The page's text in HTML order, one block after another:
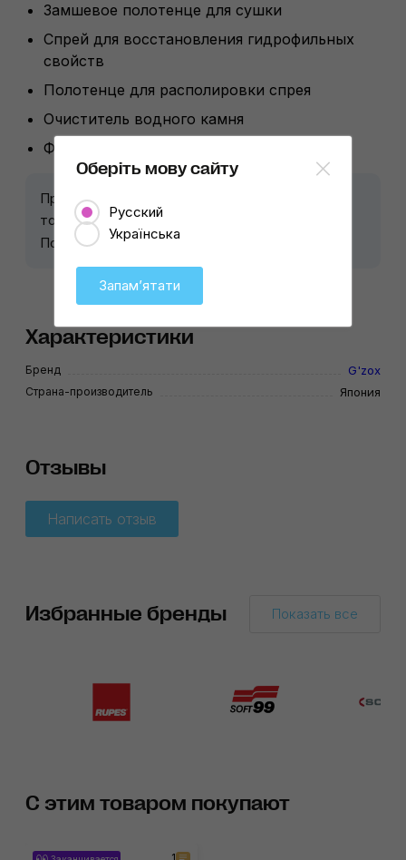
Замшевое полотенце для сушки
Спрей для восстановления гидрофильных
свойств
Полотенце для располировки спрея
Очиститель водного камня
Фирменный непромокаемый кейс
Профессиональные товары G'zox доступны
только студиям-партнерам CarDetailLab.
Подробнее по телефону:
Характеристики
Бренд G'zox
Страна-производитель Япония
Отзывы
Написать отзыв
Избранные бренды Показать все
С этим товаром покупают
Оберіть мову сайту
Русский
Українська
Запамʼятати